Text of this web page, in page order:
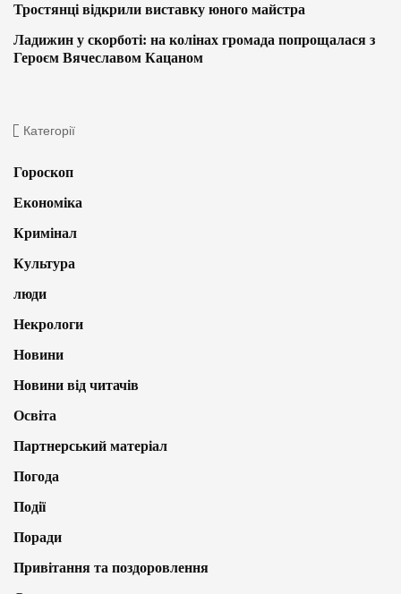
Тростянці відкрили виставку юного майстра
Ладижин у скорботі: на колінах громада попрощалася з
Героєм Вячеславом Кацаном
Категорії
Гороскоп
Економіка
Кримінал
Культура
люди
Некрологи
Новини
Новини від читачів
Освіта
Партнерський матеріал
Погода
Події
Поради
Привітання та поздоровлення